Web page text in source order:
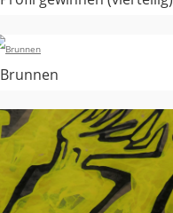
Brunnen